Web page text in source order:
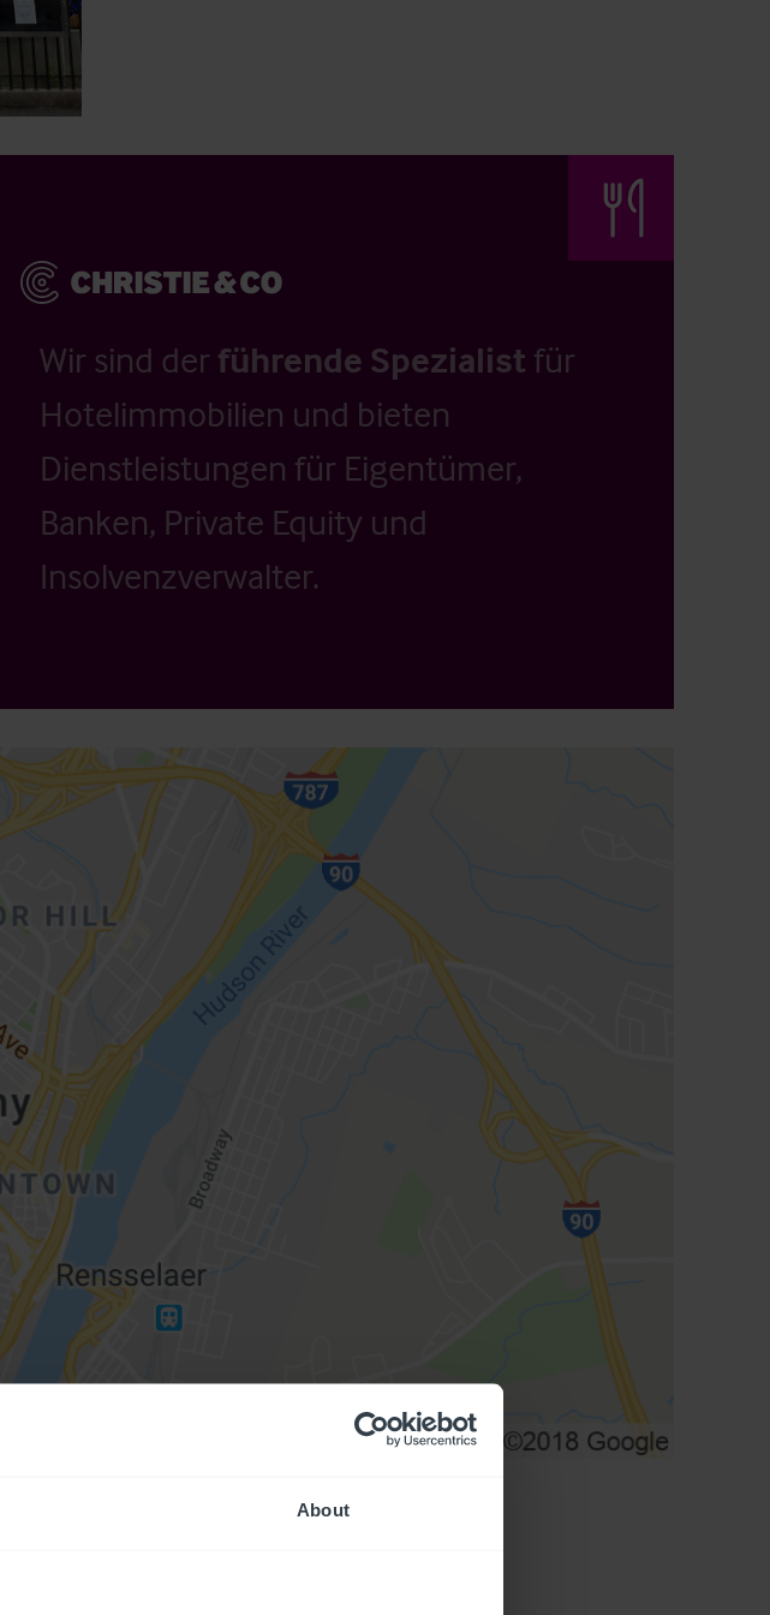
About
Wir sind der führende Spezialistfür
Hotelimmobilien und bieten
Dienstleistungen für Eigentümer,
Banken, Private Equity und
Insolvenzverwalter.